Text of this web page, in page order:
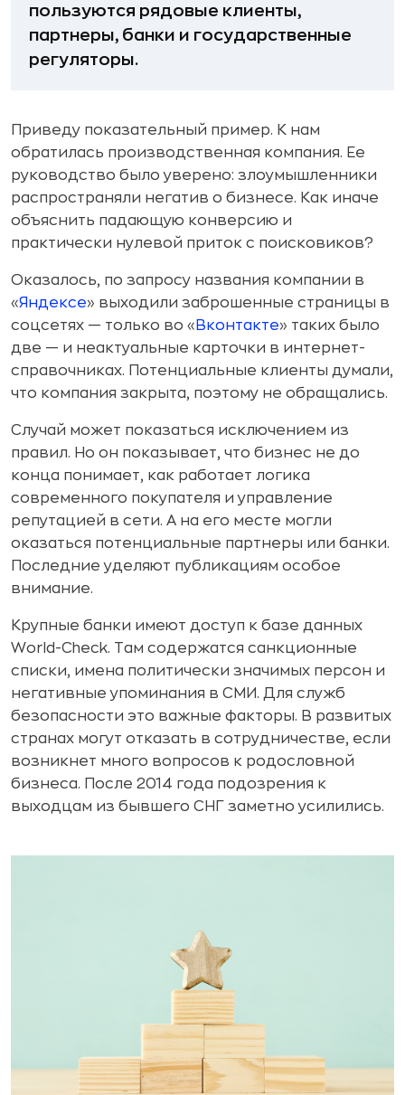
пользуются рядовые клиенты,
партнеры, банки и государственные
регуляторы.
Приведу показательный пример. К нам
обратилась производственная компания. Ее
руководство было уверено: злоумышленники
распространяли негатив о бизнесе. Как иначе
объяснить падающую конверсию и
практически нулевой приток с поисковиков?
Оказалось, по запросу названия компании в
«Яндексе» выходили заброшенные страницы в
соцсетях — только во « Вконтакте» таких было
две — и неактуальные карточки в интернет-
справочниках. Потенциальные клиенты думали,
что компания закрыта, поэтому не обращались.
Случай может показаться исключением из
правил. Но он показывает, что бизнес не до
конца понимает, как работает логика
современного покупателя и управление
репутацией в сети. А на его месте могли
оказаться потенциальные партнеры или банки.
Последние уделяют публикациям особое
внимание.
Крупные банки имеют доступ к базе данных
World-Check. Там содержатся санкционные
списки, имена политически значимых персон и
негативные упоминания в СМИ. Для служб
безопасности это важные факторы. В развитых
странах могут отказать в сотрудничестве, если
возникнет много вопросов к родословной
бизнеса. После 2014 года подозрения к
выходцам из бывшего СНГ заметно усилились.